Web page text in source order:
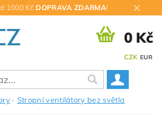
1000 Kč DOPRAVA ZDARMA!
CZK EUR
0 Kč
Stropní ventilátory bez světla